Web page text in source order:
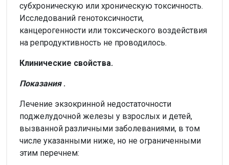
субхроническую или хроническую токсичность.
Исследований генотоксичности,
канцерогенности или токсического воздействия
на репродуктивность не проводилось.
Клинические свойства.
Показания.
Лечение экзокринной недостаточности
поджелудочной железы у взрослых и детей,
вызванной различными заболеваниями, в том
числе указанными ниже, но не ограниченными
этим перечнем: